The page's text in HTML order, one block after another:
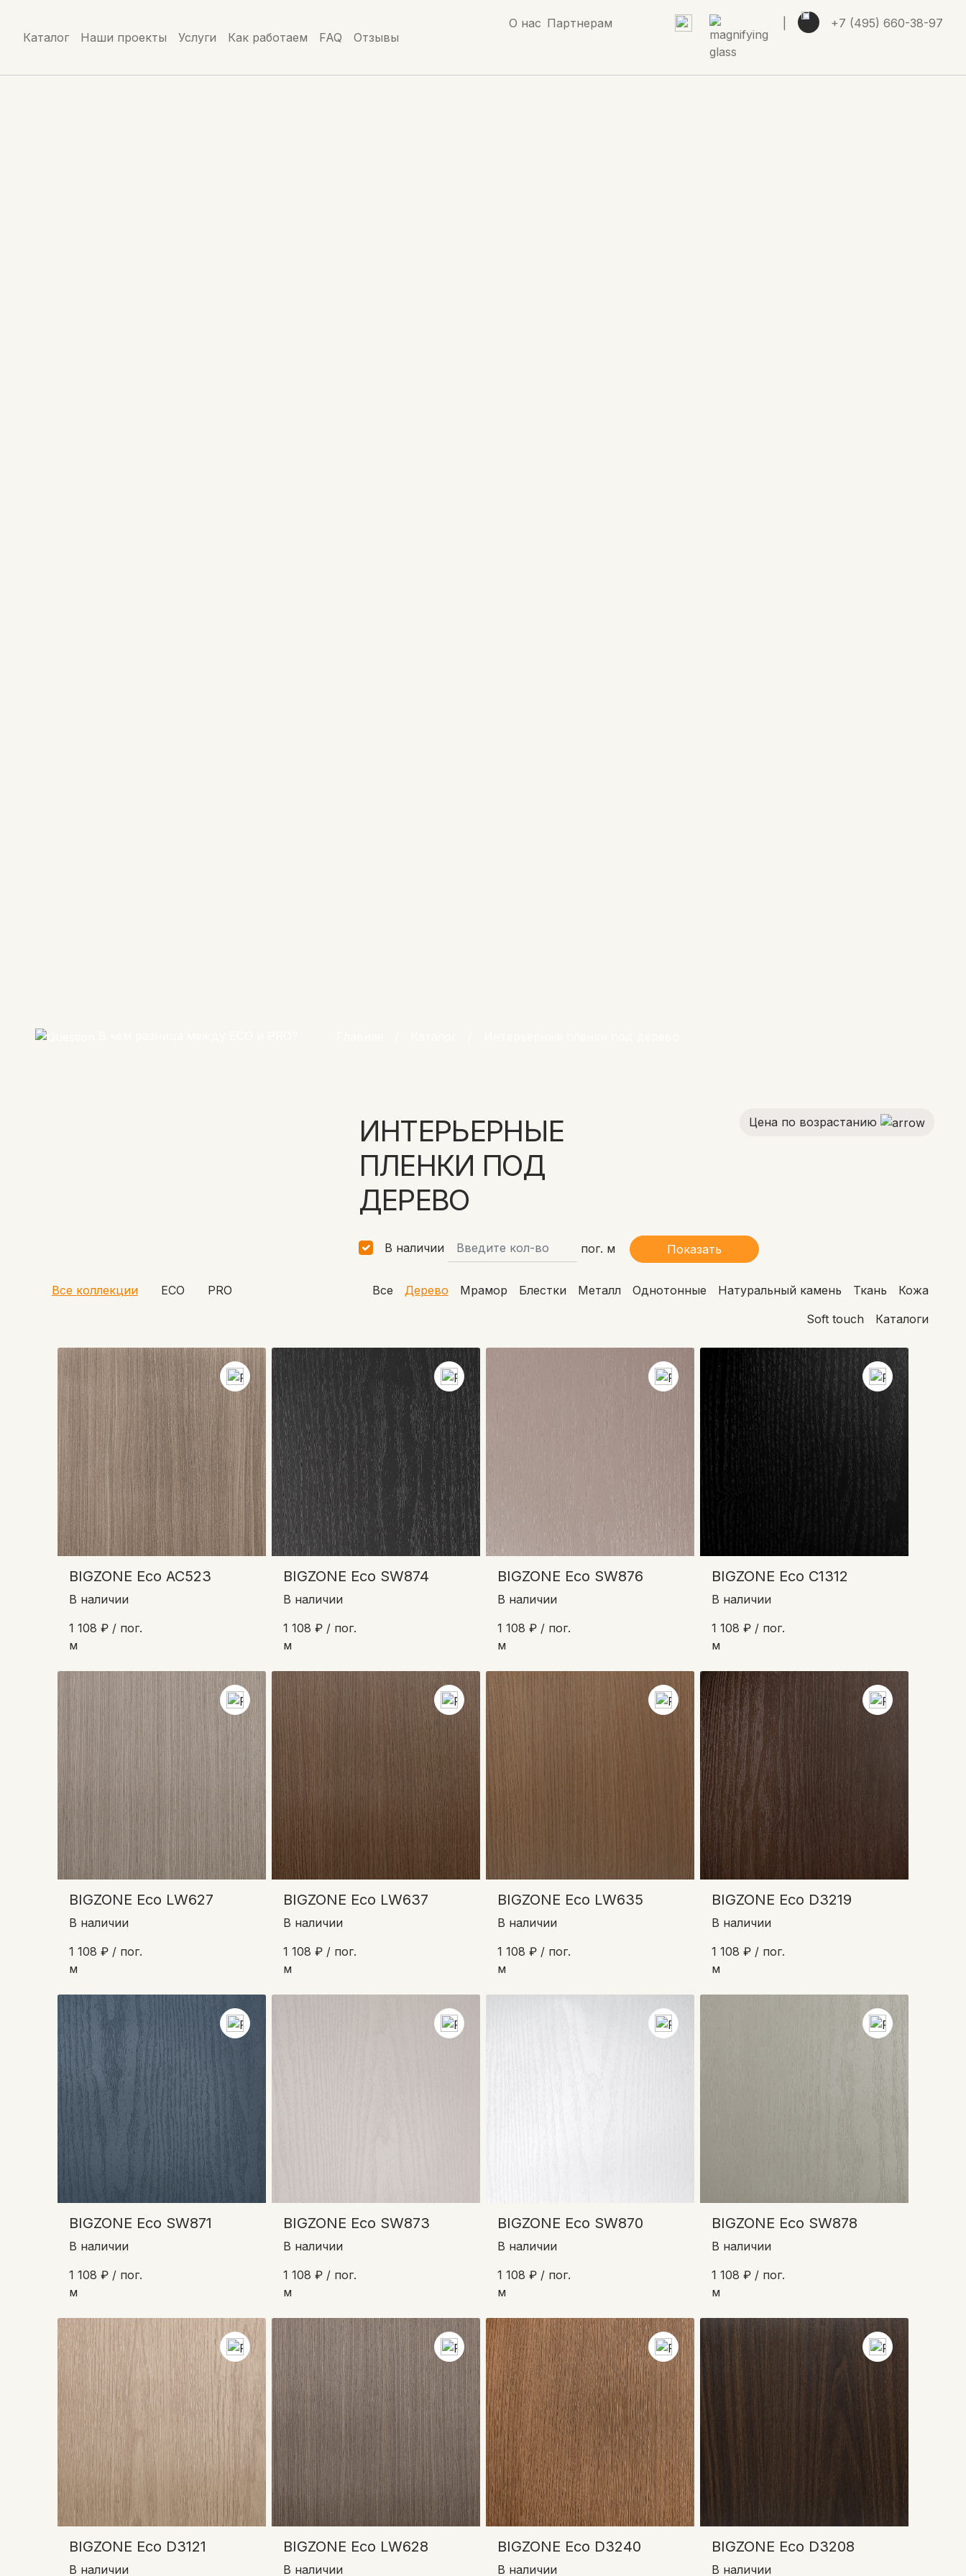
Каталог Наши проекты Услуги Как работаем FAQ Отзывы
О нас Партнерам +7 (495) 660-38-97
ИНТЕРЬЕРНЫЕ
ПЛЕНКИ ПОД
ДЕРЕВО
Цена по возрастанию
В наличии пог. м Показать
Все коллекции ECO PRO Все Дерево Мрамор Блестки Металл Однотонные Натуральный камень Ткань
Кожа
Soft touch
Каталоги
BIGZONE Eco AC523
В наличии
1 108 ₽ / пог.
м
BIGZONE Eco SW874
В наличии
1 108 ₽ / пог.
м
BIGZONE Eco SW876
В наличии
1 108 ₽ / пог.
м
BIGZONE Eco C1312
В наличии
1 108 ₽ / пог.
м
BIGZONE Eco LW627
В наличии
1 108 ₽ / пог.
м
BIGZONE Eco LW637
В наличии
1 108 ₽ / пог.
м
BIGZONE Eco LW635
В наличии
1 108 ₽ / пог.
м
BIGZONE Eco D3219
В наличии
1 108 ₽ / пог.
м
BIGZONE Eco SW871
В наличии
1 108 ₽ / пог.
м
BIGZONE Eco SW873
В наличии
1 108 ₽ / пог.
м
BIGZONE Eco SW870
В наличии
1 108 ₽ / пог.
м
BIGZONE Eco SW878
В наличии
1 108 ₽ / пог.
м
BIGZONE Eco D3121
В наличии
BIGZONE Eco LW628
В наличии
BIGZONE Eco D3240
В наличии
BIGZONE Eco D3208
В наличии